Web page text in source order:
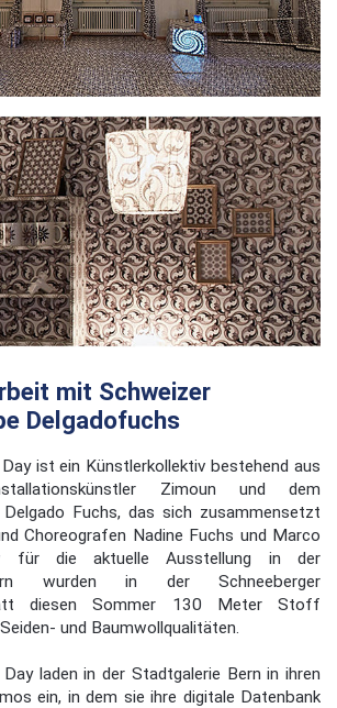
mit Schweizer
Delgadofuchs
ist ein Künstlerkollektiv bestehend aus
Zimoun und dem
Fuchs, das sich zusammensetzt
Choreografen Nadine Fuchs und Marco
für die aktuelle Ausstellung in der
wurden in der Schneeberger
diesen Sommer 130 Meter Stoff
und Baumwollqualitäten.
laden in der Stadtgalerie Bern in ihren
ein, in dem sie ihre digitale Datenbank